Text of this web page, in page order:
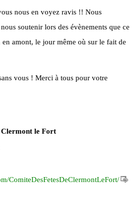
nous en voyez ravis !! Nous
soutenir lors des évènements que ce
amont, le jour même où sur le fait de
vous ! Merci à tous pour votre
Clermont le Fort
ComiteDesFetesDeClermontLeFort/